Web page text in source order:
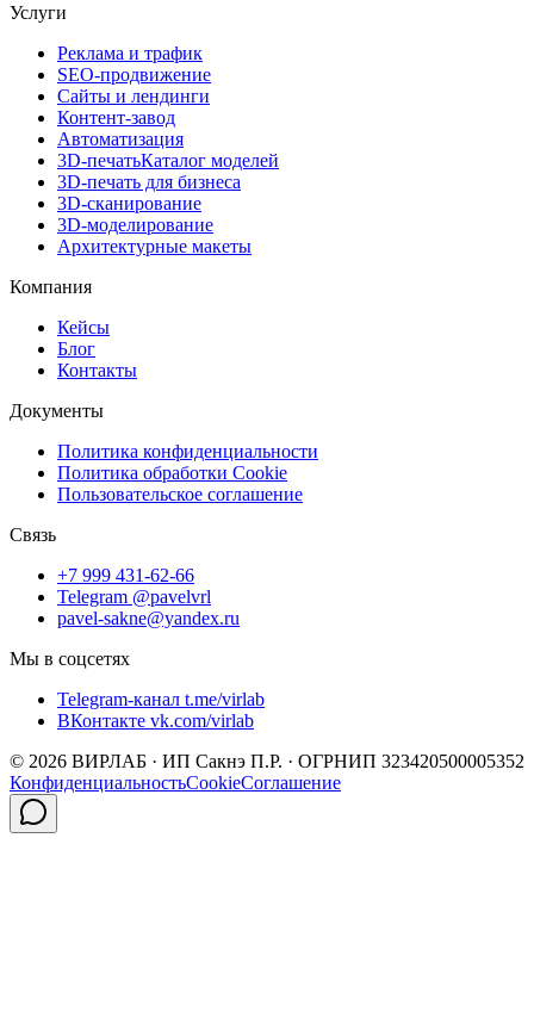
Услуги
Реклама и трафик
SEO-продвижение
Сайты и лендинги
Контент-завод
Автоматизация
3D-печатьКаталог моделей
3D-печать для бизнеса
3D-сканирование
3D-моделирование
Архитектурные макеты
Компания
Кейсы
Блог
Контакты
Документы
Политика конфиденциальности
Политика обработки Cookie
Пользовательское соглашение
Связь
+7 999 431-62-66
Telegram @pavelvrl
pavel-sakne@yandex.ru
Мы в соцсетях
Telegram-канал t.me/virlab
ВКонтакте vk.com/virlab
© 2026 ВИРЛАБ · ИП Сакнэ П.Р. · ОГРНИП 323420500005352
КонфиденциальностьCookieСоглашение